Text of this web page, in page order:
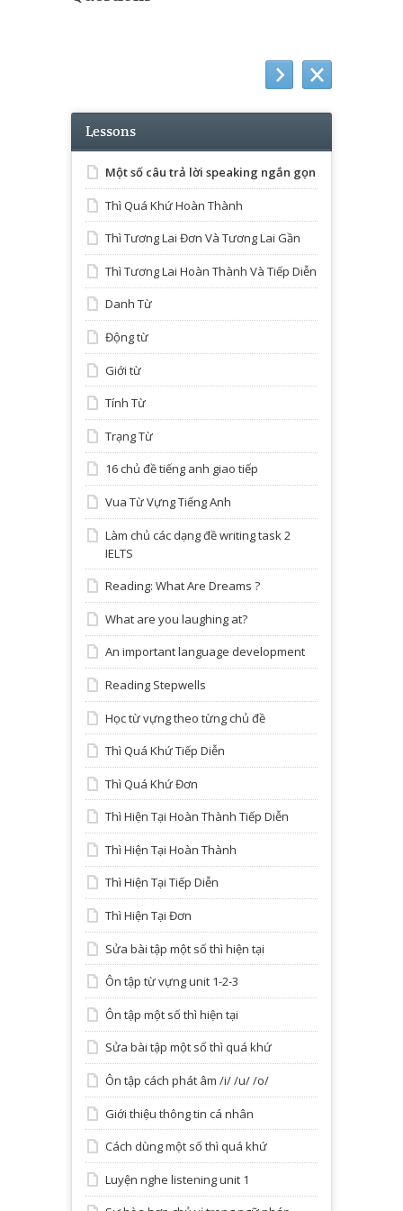
Lessons
Một số câu trả lời speaking ngắn gọn
Thì Quá Khứ Hoàn Thành
Thì Tương Lai Đơn Và Tương Lai Gần
Thì Tương Lai Hoàn Thành Và Tiếp Diễn
Danh Từ
Động từ
Giới từ
Tính Từ
Trạng Từ
16 chủ đề tiếng anh giao tiếp
Vua Từ Vựng Tiếng Anh
Làm chủ các dạng đề writing task 2
IELTS
Reading: What Are Dreams ?
What are you laughing at?
An important language development
Reading Stepwells
Học từ vựng theo từng chủ đề
Thì Quá Khứ Tiếp Diễn
Thì Quá Khứ Đơn
Thì Hiện Tại Hoàn Thành Tiếp Diễn
Thì Hiện Tại Hoàn Thành
Thì Hiện Tại Tiếp Diễn
Thì Hiện Tại Đơn
Sửa bài tập một số thì hiện tại
Ôn tập từ vựng unit 1-2-3
Ôn tập một số thì hiện tại
Sửa bài tập một số thì quá khứ
Ôn tập cách phát âm /i/ /u/ /o/
Giới thiệu thông tin cá nhân
Cách dùng một số thì quá khứ
Luyện nghe listening unit 1